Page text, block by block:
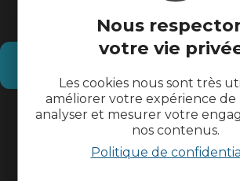
Nous
votre vie
Les cookies nous sont très
améliorer votre expérience de
analyser et mesurer votre
nos contenus.
Politique de
Informations